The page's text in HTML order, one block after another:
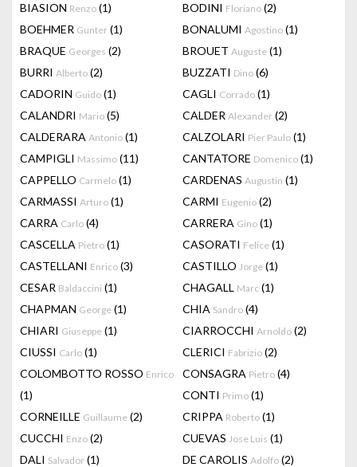
BIASION Renzo (1) BODINI Floriano (2)
BOEHMER Gunter (1) BONALUMI Agostino (1)
BRAQUE Georges (2) BROUET Auguste (1)
BURRI Alberto (2) BUZZATI Dino (6)
CADORIN Guido (1) CAGLI Corrado (1)
CALANDRI Mario (5) CALDER Alexander (2)
CALDERARA Antonio (1) CALZOLARI Pier Paulo (1)
CAMPIGLI Massimo (11) CANTATORE Domenico (1)
CAPPELLO Carmelo (1) CARDENAS Augustin (1)
CARMASSI Arturo (1) CARMI Eugenio (2)
CARRA Carlo (4) CARRERA Gino (1)
CASCELLA Pietro (1) CASORATI Felice (1)
CASTELLANI Enrico (3) CASTILLO Jorge (1)
CESAR Baldaccini (1) CHAGALL Marc (1)
CHAPMAN George (1) CHIA Sandro (4)
CHIARI Giuseppe (1) CIARROCCHI Arnoldo (2)
CIUSSI Carlo (1) CLERICI Fabrizio (2)
COLOMBOTTO ROSSO Enrico
(1)
CONSAGRA Pietro (4)
CONTI Primo (1)
CORNEILLE Guillaume (2) CRIPPA Roberto (1)
CUCCHI Enzo (2) CUEVAS Jose Luis (1)
DALI Salvador (1) DE CAROLIS Adolfo (2)